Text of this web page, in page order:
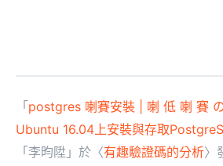
「 postgres 喇賽安裝 | 喇 低 喇 賽
Ubuntu 16.04上安裝與存取
「 李昀陞 」於〈有趣驗證碼的分析〉